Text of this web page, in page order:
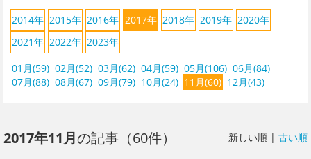
2014年 2015年 2016年 2017年 2018年 2019年 2020年
2021年 2022年 2023年
01月(59) 02月(52) 03月(62) 04月(59) 05月(106) 06月(84)
07月(88) 08月(67) 09月(79) 10月(24) 11月(60) 12月(43)
2017年11月の記事（60件） 新しい順 | 古い順